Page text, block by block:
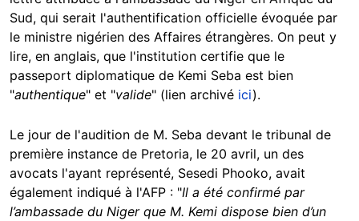
Sud, qui serait l'authentification officielle évoquée par
le ministre nigérien des Affaires étrangères. On peut y
lire, en anglais, que l'institution certifie que le
passeport diplomatique de Kemi Seba est bien
"authentique" et "valide" (lien archivé ici).
Le jour de l'audition de M. Seba devant le tribunal de
première instance de Pretoria, le 20 avril, un des
avocats l'ayant représenté, Sesedi Phooko, avait
également indiqué à l'AFP : "Il a été confirmé par
l’ambassade du Niger que M. Kemi dispose bien d’un